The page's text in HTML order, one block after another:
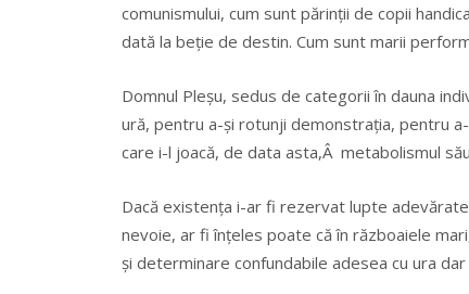
comunismului, cum sunt părinții de copii
dată la beție de destin. Cum sunt marii
Domnul Pleșu, sedus de categorii în dauna
ură, pentru a-și rotunji demonstrația, pentru
care i-l joacă, de data asta,Â metabolismul
Dacă existența i-ar fi rezervat lupte
nevoie, ar fi înțeles poate că în războaiele
și determinare confundabile adesea cu ura